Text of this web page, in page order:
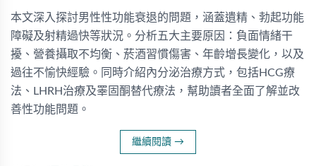
本文深入探討男性性功能衰退的問題，涵蓋遺精、勃起功能
障礙及射精過快等狀況。分析五大主要原因：負面情緒干
擾、營養攝取不均衡、菸酒習慣傷害、年齡增長變化，以及
過往不愉快經驗。同時介紹內分泌治療方式，包括HCG療
法、LHRH治療及睪固酮替代療法，幫助讀者全面了解並改
善性功能問題。
繼續閱讀 →